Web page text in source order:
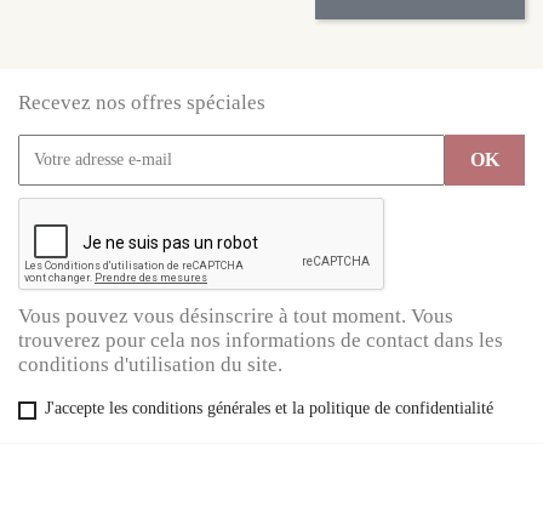
Recevez nos offres spéciales
Vous pouvez vous désinscrire à tout moment. Vous
trouverez pour cela nos informations de contact dans les
conditions d'utilisation du site.
J'accepte les conditions générales et la politique de confidentialité